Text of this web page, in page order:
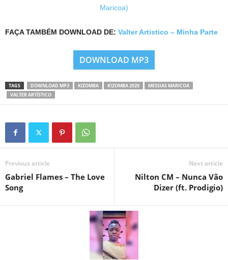
Maricoa)
FAÇA TAMBÉM DOWNLOAD DE: Valter Artistico – Minha Parte
DOWNLOAD MP3
TAGS DOWNLOAD MP3 KIZOMBA KIZOMBA 2020
MESSIAS MARICOA
VALTER ARTÍSTICO
Previous article
Gabriel Flames – The Love
Song
Next article
Nilton CM – Nunca Vão
Dizer (ft. Prodigio)